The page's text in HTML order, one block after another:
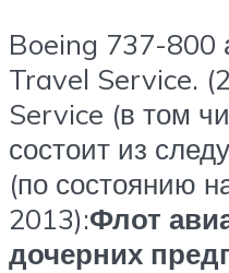
Boeing 737-800
Travel Service.
Service (в том
состоит из
(по состоянию
2013):Флот
дочерних